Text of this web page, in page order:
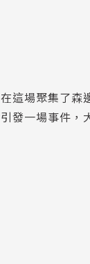
這場聚集了森
發一場事件，